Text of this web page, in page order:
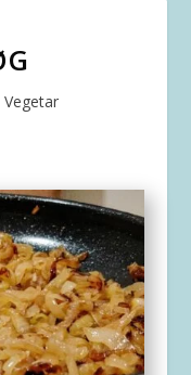
Vegetar